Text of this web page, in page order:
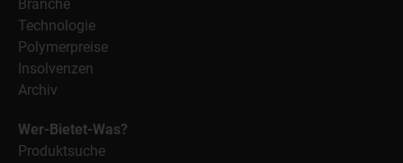
Branche
Technologie
Polymerpreise
Insolvenzen
Archiv
Wer-Bietet-Was?
Produktsuche